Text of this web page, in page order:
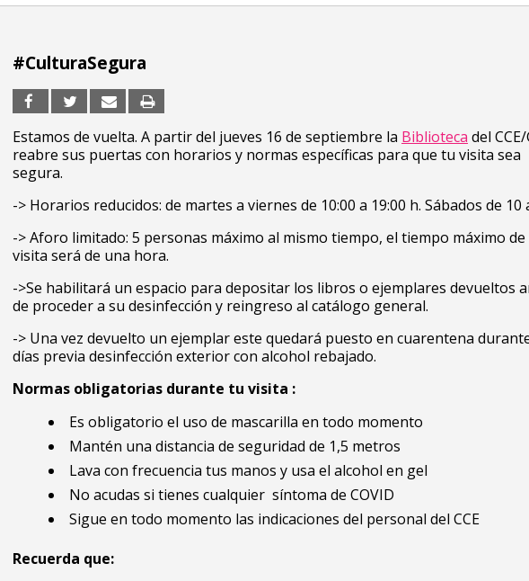
#CulturaSegura
Estamos de vuelta. A partir del jueves 16 de septiembre la Biblioteca del CCE/
reabre sus puertas con horarios y normas específicas para que tu visita sea
segura.
-> Horarios reducidos: de martes a viernes de 10:00 a 19:00 h. Sábados de 10
-> Aforo limitado: 5 personas máximo al mismo tiempo, el tiempo máximo
visita será de una hora.
->Se habilitará un espacio para depositar los libros o ejemplares devueltos
de proceder a su desinfección y reingreso al catálogo general.
-> Una vez devuelto un ejemplar este quedará puesto en cuarentena
días previa desinfección exterior con alcohol rebajado.
Normas obligatorias durante tu visita :
Es obligatorio el uso de mascarilla en todo momento
Mantén una distancia de seguridad de 1,5 metros
Lava con frecuencia tus manos y usa el alcohol en gel
No acudas si tienes cualquier síntoma de COVID
Sigue en todo momento las indicaciones del personal del CCE
Recuerda que: